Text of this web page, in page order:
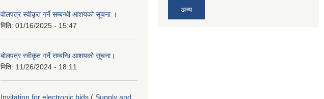
वोलपत्र स्वीकृत गर्ने सम्बन्धी आशयको सूचना ।
मिति: 01/16/2025 - 15:47
बोलपत्र स्वीकृत गर्ने सम्बन्धि आशयको सूचना।
मिति: 11/26/2024 - 18:11
Invitation for electronic bids ( Supply and
अन्य